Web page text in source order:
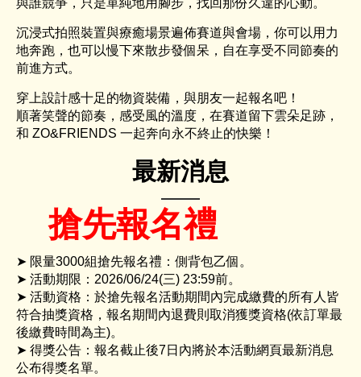
沉浸式拍照裝置與療癒場景遍佈賽道與會場，你可以用力
地奔跑，也可以慢下來散步發個呆，自在享受不同節奏的
前進方式。
穿上設計感十足的物資裝備，與朋友一起報名吧！
順著笑聲的節奏，感受風的溫度，在賽道留下雲朵足跡，
和 ZO&FRIENDS 一起奔向永不終止的快樂！
最新消息
搶先報名禮
➤ 限量3000組搶先報名禮：側背包乙個。
➤ 活動期限：2026/06/24(三) 23:59前。
➤ 活動資格：於搶先報名活動期間內完成繳費的所有人皆
符合抽獎資格，報名期間內退費則取消獲獎資格(依訂單最
後繳費時間為主)。
➤ 得獎公告：報名截止後7日內將於本活動網頁最新消息
公布得獎名單。